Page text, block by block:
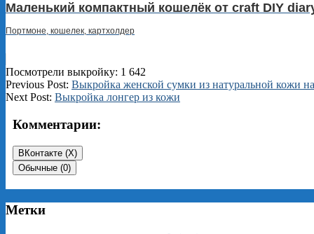
Маленький компактный кошелёк от craft DIY
Портмоне, кошелек, картхолдер
Посмотрели выкройку: 1 642
2024-
08-
Previous Post: Выкройка женской сумки из натуральной кожи
Next Post: Выкройка лонгер из кожи
Комментарии:
ВКонтакте (X)
Обычные (0)
Метки